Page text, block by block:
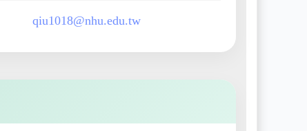
qiu1018@nhu.edu.tw